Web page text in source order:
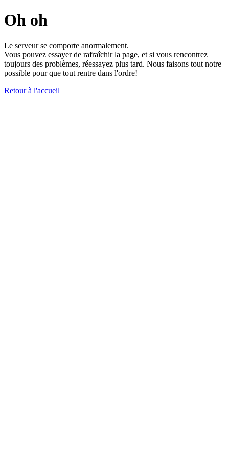
Oh oh
Le serveur se comporte anormalement.
Vous pouvez essayer de rafraîchir la page, et si vous rencontrez
toujours des problèmes, réessayez plus tard. Nous faisons tout notre
possible pour que tout rentre dans l'ordre!
Retour à l'accueil